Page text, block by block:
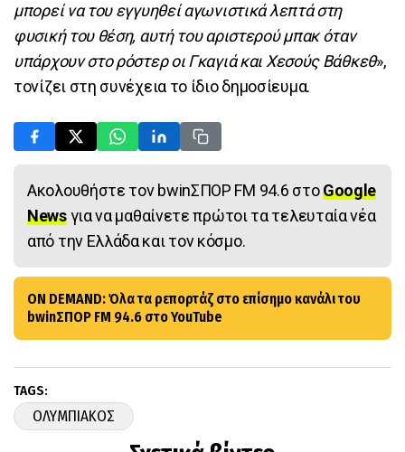
μπορεί να του εγγυηθεί αγωνιστικά λεπτά στη
φυσική του θέση, αυτή του αριστερού μπακ όταν
υπάρχουν στο ρόστερ οι Γκαγιά και Χεσούς Βάθκεθ»,
τονίζει στη συνέχεια το ίδιο δημοσίευμα.
Ακολουθήστε τον bwinΣΠΟΡ FM 94.6 στοGoogle
Newsγια να μαθαίνετε πρώτοι τα τελευταία νέα
από την Ελλάδα και τον κόσμο.
ON DEMAND: Όλα τα ρεπορτάζ στο επίσημο κανάλι του
bwinΣΠΟΡ FM 94.6 στο YouTube
TAGS:
ΟΛΥΜΠΙΑΚΟΣ